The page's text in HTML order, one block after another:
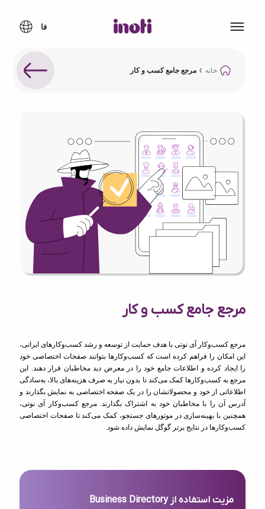
خانه مرجع جامع کسب و کار
مرجع جامع کسب و کار
مرجع کسب‌وکار آی نوتی با هدف حمایت از توسعه و رشد کسب‌وکارهای ایرانی،
این امکان را فراهم کرده است که کسب‌وکارها بتوانند صفحات اختصاصی خود
را ایجاد کرده و اطلاعات جامع خود را در معرض دید مخاطبان قرار دهند. این
مرجع به کسب‌وکارها کمک می‌کند تا بدون نیاز به صرف هزینه‌های بالا، به‌سادگی
اطلاعاتی از خود و محصولاتشان را در یک صفحه اختصاصی به نمایش بگذارند و
آدرس آن را با مخاطبان خود به اشتراک بگذارند. مرجع کسب‌وکار آی نوتی،
همچنین با بهینه‌سازی در موتورهای جستجو، کمک می‌کند تا صفحات اختصاصی
کسب‌وکارها در نتایج برتر گوگل نمایش داده شود.
مزیت استفاده از Business Directory